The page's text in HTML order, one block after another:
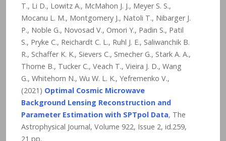
T., Li D., Lowitz A., McMahon J. J., Meyer S. S.,
Mocanu L. M., Montgomery J., Natoli T., Nibarger J.
P., Noble G., Novosad V., Omori Y., Padin S., Patil
S., Pryke C., Reichardt C. L., Ruhl J. E., Saliwanchik B.
R., Schaffer K. K., Sievers C., Smecher G., Stark A. A.,
Thorne B., Tucker C., Veach T., Vieira J. D., Wang
G., Whitehorn N., Wu W. L. K., Yefremenko V.,
(2021) Optimal Cosmic Microwave
Background Lensing Reconstruction and
Parameter Estimation with SPTpol Data, The
Astrophysical Journal, Volume 922, Issue 2, id.259,
21 pp.